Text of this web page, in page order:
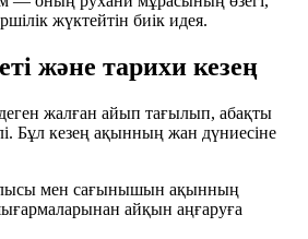
жүктейтін биік идея.
және тарихи кезең
жалған айып тағылып, абақты
Бұл кезең ақынның жан дүниесіне
мен сағынышын ақынның
айқын аңғаруға